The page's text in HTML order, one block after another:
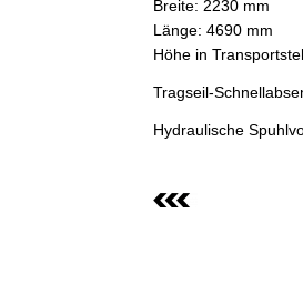
Breite: 2230 mm
Länge: 4690 mm
Höhe in
Tragseil-
Hydraulische